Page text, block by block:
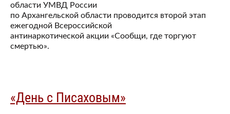
области УМВД России
по Архангельской области проводится второй этап
ежегодной Всероссийской
антинаркотической акции «Сообщи, где торгуют
смертью».
«День с Писаховым»